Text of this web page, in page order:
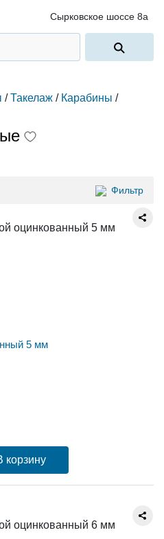
Сырковское шоссе 8а
/ Такелаж / Карабины /
Фильтр
5 мм
корзину